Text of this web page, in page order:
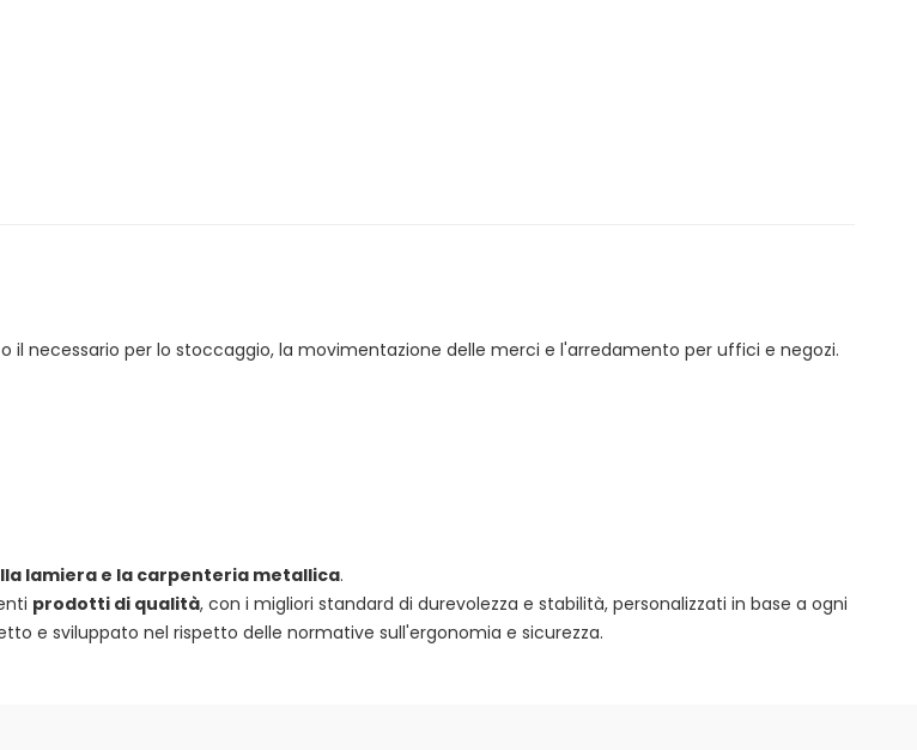
il necessario per lo stoccaggio, la movimentazione delle merci e l'arredamento per uffici e negozi.
lamiera e la carpenteria metallica.
prodotti di qualità, con i migliori standard di durevolezza e stabilità, personalizzati in base a ogni
e sviluppato nel rispetto delle normative sull'ergonomia e sicurezza.